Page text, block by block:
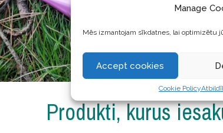
Manage
Mēs izmantojam sīkdatnes, lai optimizētu
Accept cookies
Cookie Policy
Produkti, kurus